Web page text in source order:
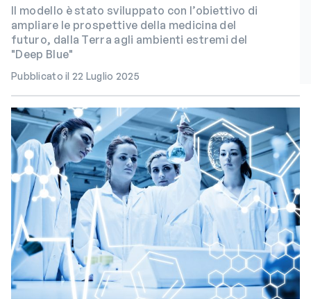
Il modello è stato sviluppato con l’obiettivo di
ampliare le prospettive della medicina del
futuro, dalla Terra agli ambienti estremi del
"Deep Blue"
Pubblicato il 22 Luglio 2025